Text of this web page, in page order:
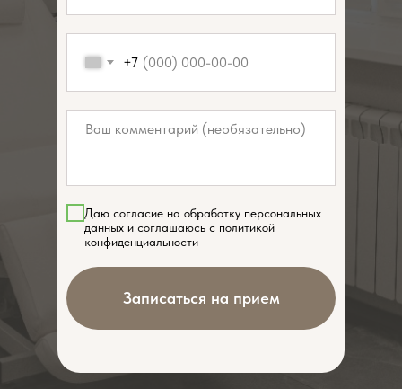
+7
Даю согласие на обработку персональных
данных и соглашаюсь с политикой
конфиденциальности
Записаться на прием